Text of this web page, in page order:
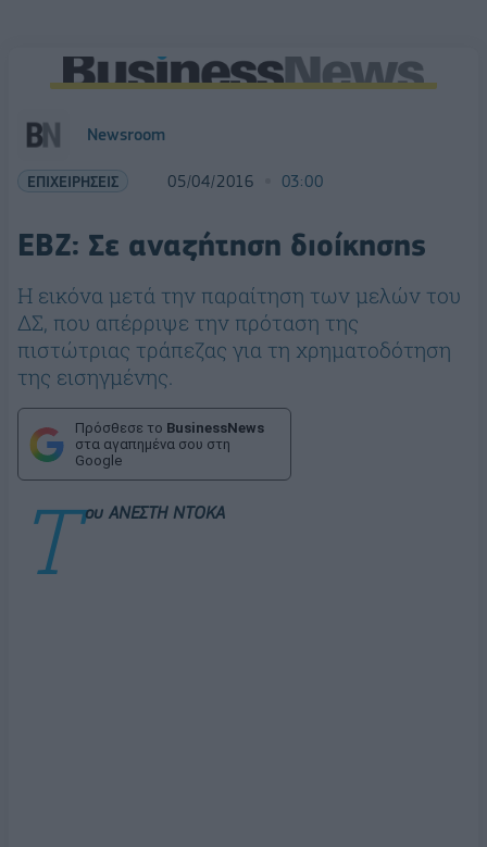
Newsroom
ΕΠΙΧΕΙΡΗΣΕΙΣ 05/04/2016 03:00
EBZ: Σε αναζήτηση διοίκησης
Η εικόνα μετά την παραίτηση των μελών του
ΔΣ, που απέρριψε την πρόταση της
πιστώτριας τράπεζας για τη χρηματοδότηση
της εισηγμένης.
Πρόσθεσε το BusinessNews
στα αγαπημένα σου στη
Google
T oυ ΑΝΕΣΤΗ ΝΤΟΚΑ